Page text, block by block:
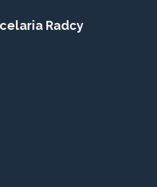
Radcy